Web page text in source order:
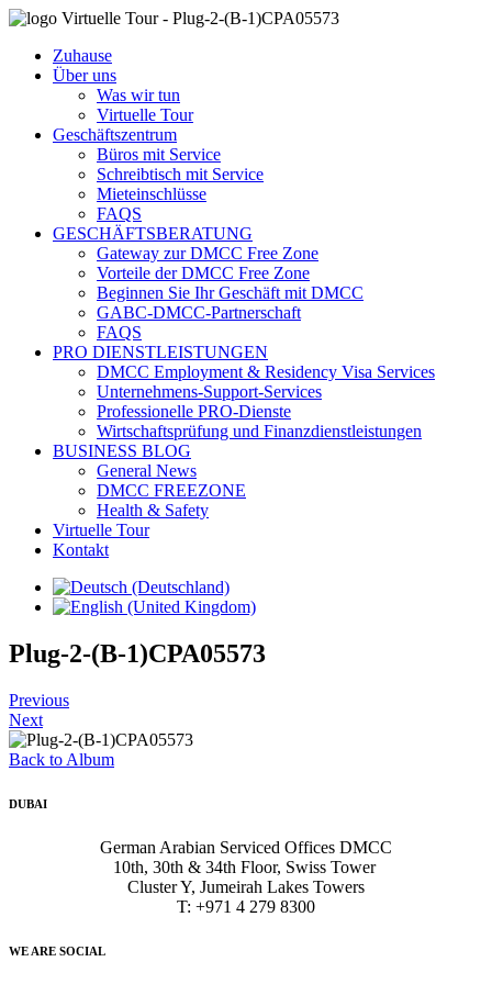
Zuhause
Über uns
Was wir tun
Virtuelle Tour
Geschäftszentrum
Büros mit Service
Schreibtisch mit Service
Mieteinschlüsse
FAQS
GESCHÄFTSBERATUNG
Gateway zur DMCC Free Zone
Vorteile der DMCC Free Zone
Beginnen Sie Ihr Geschäft mit DMCC
GABC-DMCC-Partnerschaft
FAQS
PRO DIENSTLEISTUNGEN
DMCC Employment & Residency Visa Services
Unternehmens-Support-Services
Professionelle PRO-Dienste
Wirtschaftsprüfung und Finanzdienstleistungen
BUSINESS BLOG
General News
DMCC FREEZONE
Health & Safety
Virtuelle Tour
Kontakt
Plug-2-(B-1)CPA05573
Previous
Next
Back to Album
DUBAI
German Arabian Serviced Offices DMCC
10th, 30th & 34th Floor, Swiss Tower
Cluster Y, Jumeirah Lakes Towers
T: +971 4 279 8300
WE ARE SOCIAL